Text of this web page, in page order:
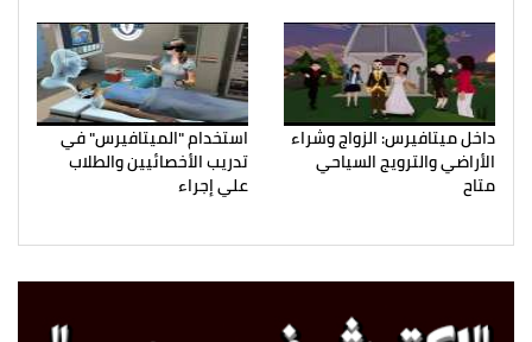
داخل ميتافيرس: الزواج وشراء
الأراضي والترويج السياحي
متاح
استخدام "الميتافيرس" في
تدريب الأخصائيين والطلاب
علي إجراء